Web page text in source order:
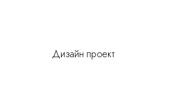
Дизайн проект